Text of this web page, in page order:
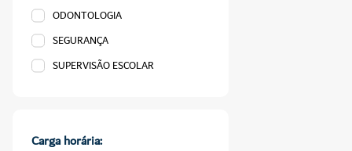
ODONTOLOGIA
SEGURANÇA
SUPERVISÃO ESCOLAR
Carga horária: